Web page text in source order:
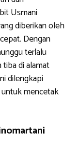
Usmani
diberikan oleh
Dengan
terlalu
tiba di alamat
dilengkapi
mencetak